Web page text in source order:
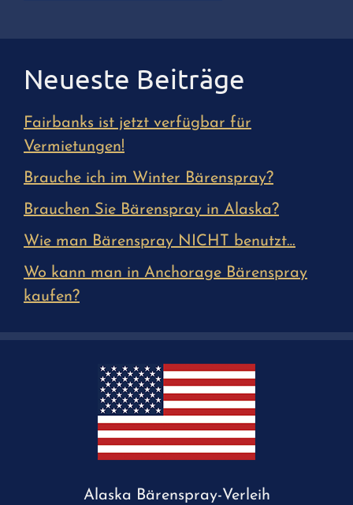
Neueste Beiträge
Fairbanks ist jetzt verfügbar für
Vermietungen!
Brauche ich im Winter Bärenspray?
Brauchen Sie Bärenspray in Alaska?
Wie man Bärenspray NICHT benutzt…
Wo kann man in Anchorage Bärenspray
kaufen?
Alaska Bärenspray-Verleih